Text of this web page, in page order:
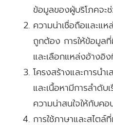
ข้อมูลของผู้บริโภคจะช่
ความน่าเชื่อถือและแ
ถูกต้อง การให้ข้อมูล
และเลือกแหล่งอ้างอิ
โครงสร้างและการนำ
และเนื้อหามีการลำดับ
ความน่าสนใจให้กับคอ
การใช้ภาษาและสไตล์ที่